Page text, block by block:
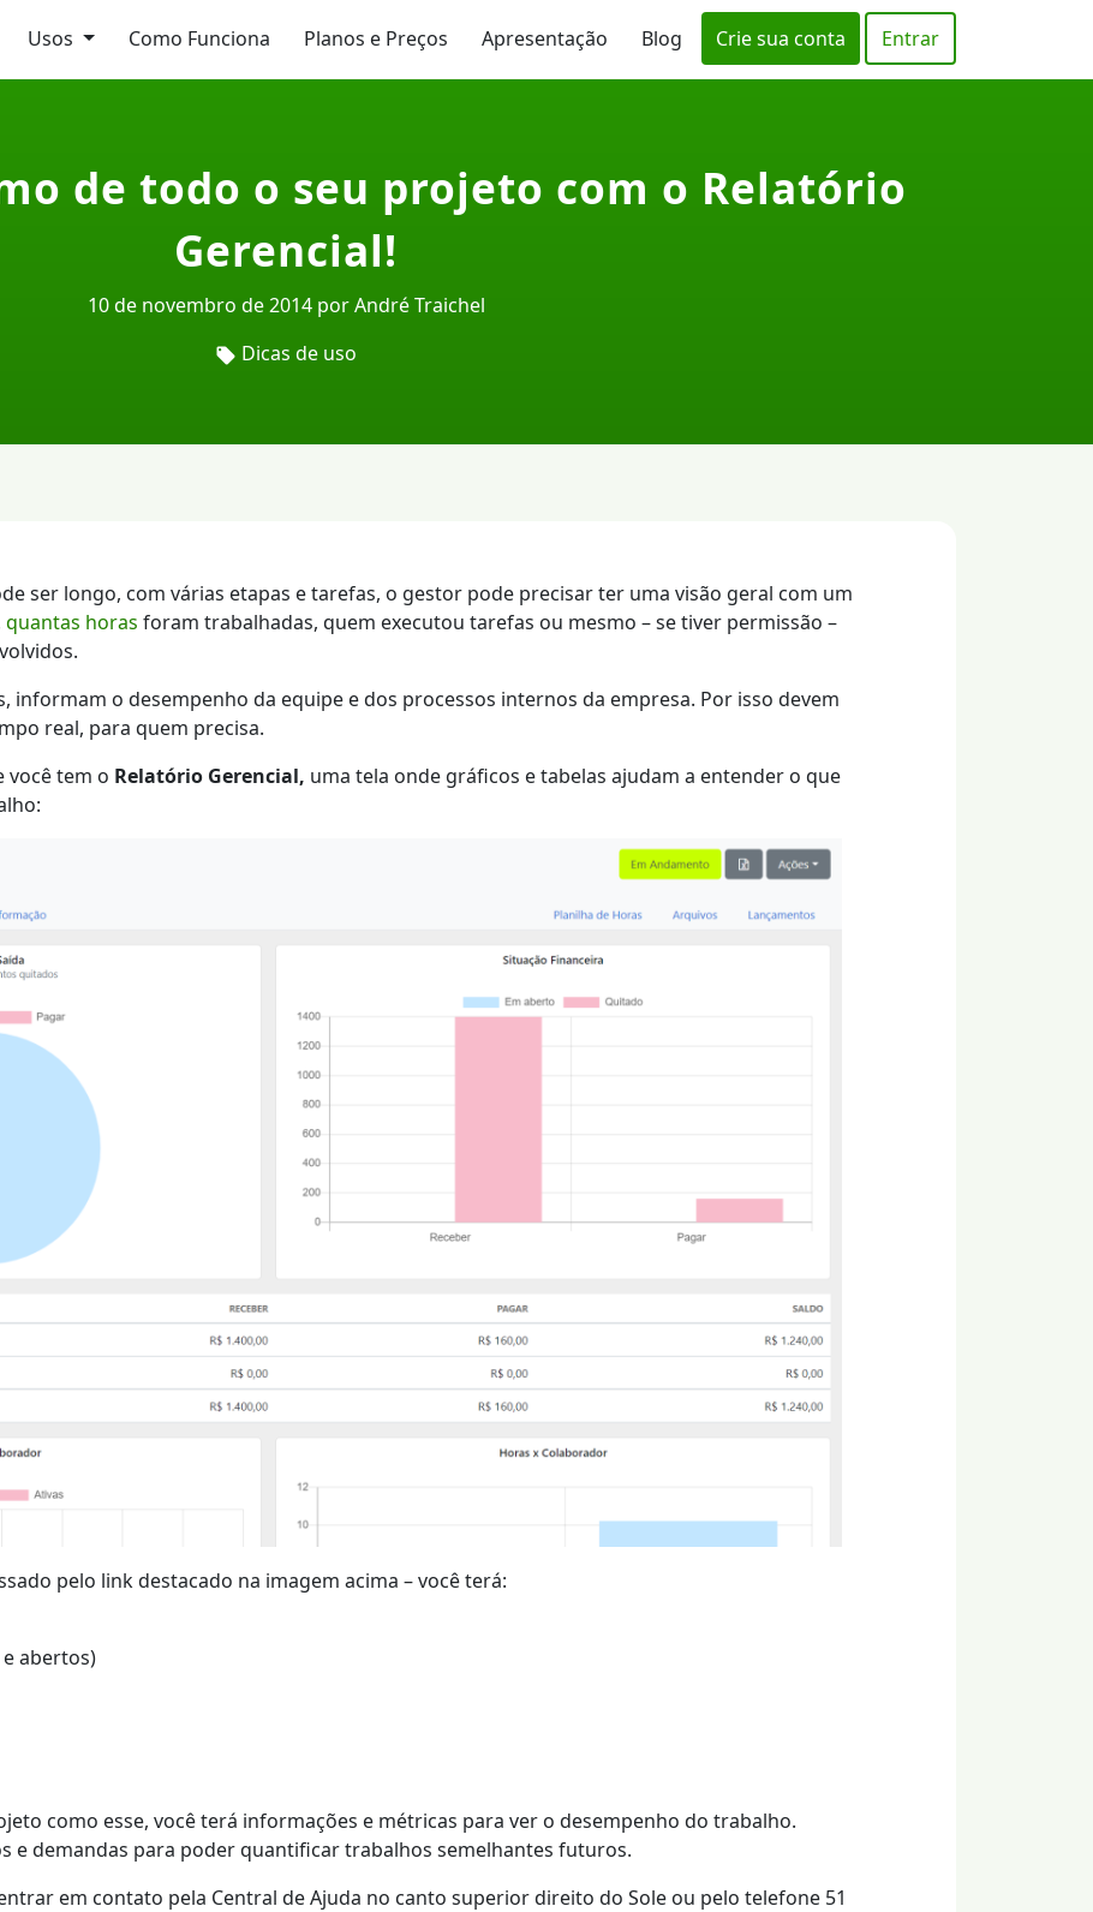
Usos Como Funciona Planos e Preços Apresentação Blog Crie sua conta Entrar
de todo o seu projeto com o Relatório
Gerencial!
10 de novembro de 2014 por André Traichel
Dicas de uso
ser longo, com várias etapas e tarefas, o gestor pode precisar ter uma visão geral com um
quantas horas foram trabalhadas, quem executou tarefas ou mesmo – se tiver permissão –
informam o desempenho da equipe e dos processos internos da empresa. Por isso devem
real, para quem precisa.
você tem o Relatório Gerencial, uma tela onde gráficos e tabelas ajudam a entender o que
pelo link destacado na imagem acima – você terá:
abertos)
como esse, você terá informações e métricas para ver o desempenho do trabalho.
e demandas para poder quantificar trabalhos semelhantes futuros.
em contato pela Central de Ajuda no canto superior direito do Sole ou pelo telefone 51